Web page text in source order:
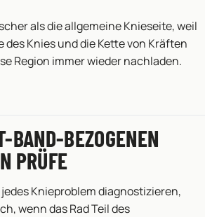
als die allgemeine Knieseite, weil
des Knies und die Kette von Kräften
Region immer wieder nachladen.
BAND-BEZOGENEN
PRÜFE
Knieproblem diagnostizieren,
wenn das Rad Teil des